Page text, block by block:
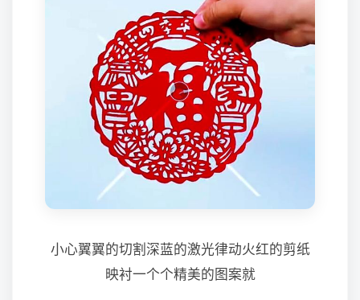
小心翼翼的切割深蓝的激光律动火红的剪纸
映衬一个个精美的图案就